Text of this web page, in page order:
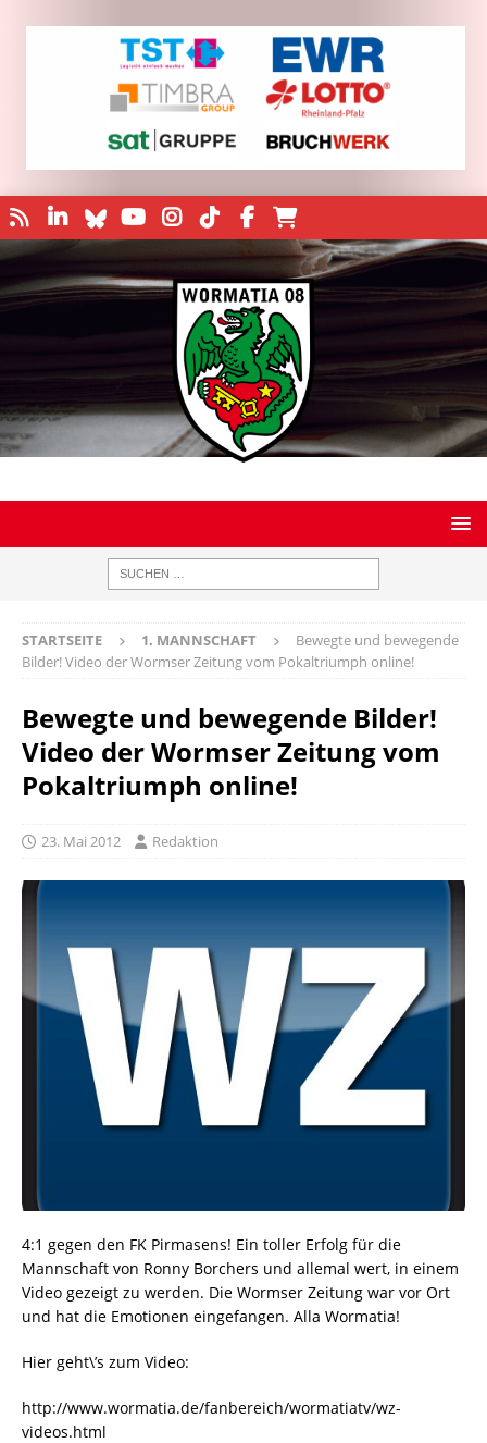
STARTSEITE 1. MANNSCHAFT
Bewegte und bewegende
Bilder! Video der Wormser Zeitung vom Pokaltriumph online!
Bewegte und bewegende Bilder!
Video der Wormser Zeitung vom
Pokaltriumph online!
23. Mai 2012 Redaktion
4:1 gegen den FK Pirmasens! Ein toller Erfolg für die
Mannschaft von Ronny Borchers und allemal wert, in einem
Video gezeigt zu werden. Die Wormser Zeitung war vor Ort
und hat die Emotionen eingefangen. Alla Wormatia!
Hier geht\’s zum Video:
http://www.wormatia.de/fanbereich/wormatiatv/wz-
videos.html